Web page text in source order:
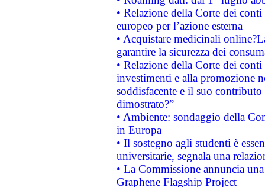
• Relazione della Corte dei
europeo per l’azione esterna
• Acquistare medicinali
garantire la sicurezza dei
• Relazione della Corte dei
investimenti e alla promozione
soddisfacente e il suo
dimostrato?”
• Ambiente: sondaggio della
in Europa
• Il sostegno agli studenti è
universitarie, segnala una
• La Commissione annuncia
Graphene Flagship Project